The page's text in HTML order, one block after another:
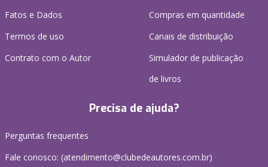
Fatos e Dados
Termos de uso
Contrato com o Autor
Compras em quantidade
Canais de distribuição
Simulador de publicação
de livros
Precisa de ajuda?
Perguntas frequentes
Fale conosco: (atendimento@clubedeautores.com.br)